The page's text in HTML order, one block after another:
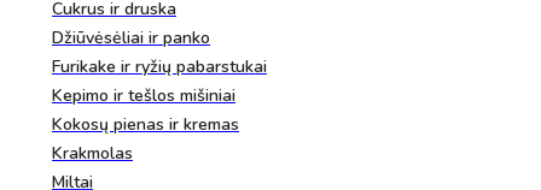
Cukrus ir druska
Džiūvėsėliai ir panko
Furikake ir ryžių pabarstukai
Kepimo ir tešlos mišiniai
Kokosų pienas ir kremas
Krakmolas
Miltai